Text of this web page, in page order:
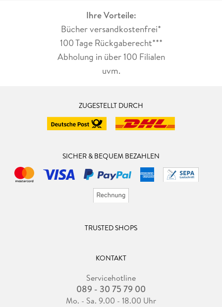
Ihre Vorteile:
Bücher versandkostenfrei*
100 Tage Rückgaberecht***
Abholung in über 100 Filialen
uvm.
ZUGESTELLT DURCH
SICHER & BEQUEM BEZAHLEN
TRUSTED SHOPS
KONTAKT
Servicehotline
089 - 30 75 79 00
Mo. - Sa. 9.00 - 18.00 Uhr